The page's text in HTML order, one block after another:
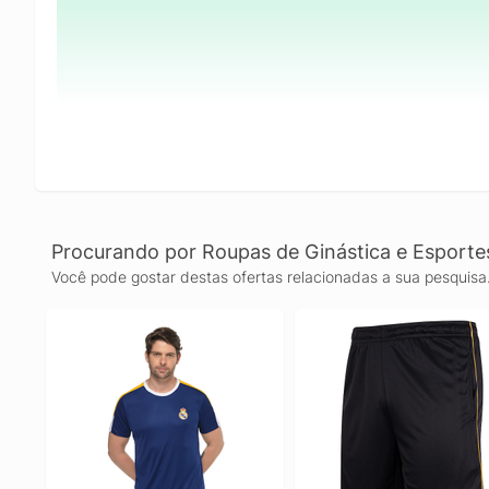
Procurando por Roupas de Ginástica e
Você pode gostar destas ofertas relacionadas a sua